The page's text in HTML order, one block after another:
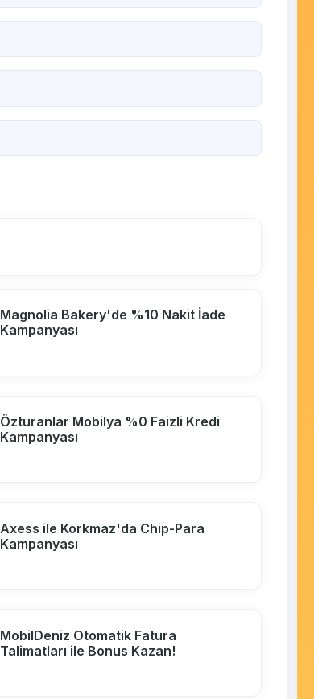
Magnolia Bakery'de %10 Nakit İade
Kampanyası
Özturanlar Mobilya %0 Faizli Kredi
Kampanyası
Axess ile Korkmaz'da Chip-Para
Kampanyası
MobilDeniz Otomatik Fatura
Talimatları ile Bonus Kazan!